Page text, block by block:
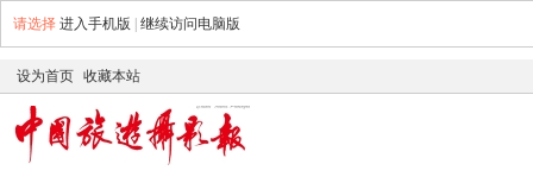
请选择 进入手机版 继续访问电脑版
设为首页 收藏本站